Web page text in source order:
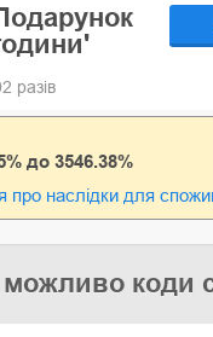
разів
до 3546.38%
про наслідки для
можливо